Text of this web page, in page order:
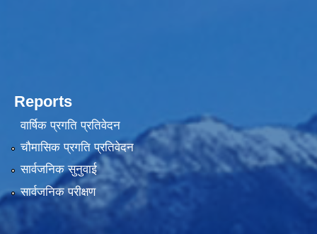
Reports
वार्षिक प्रगति प्रतिवेदन
चौमासिक प्रगति प्रतिवेदन
सार्वजनिक सुनुवाई
सार्वजनिक परीक्षण